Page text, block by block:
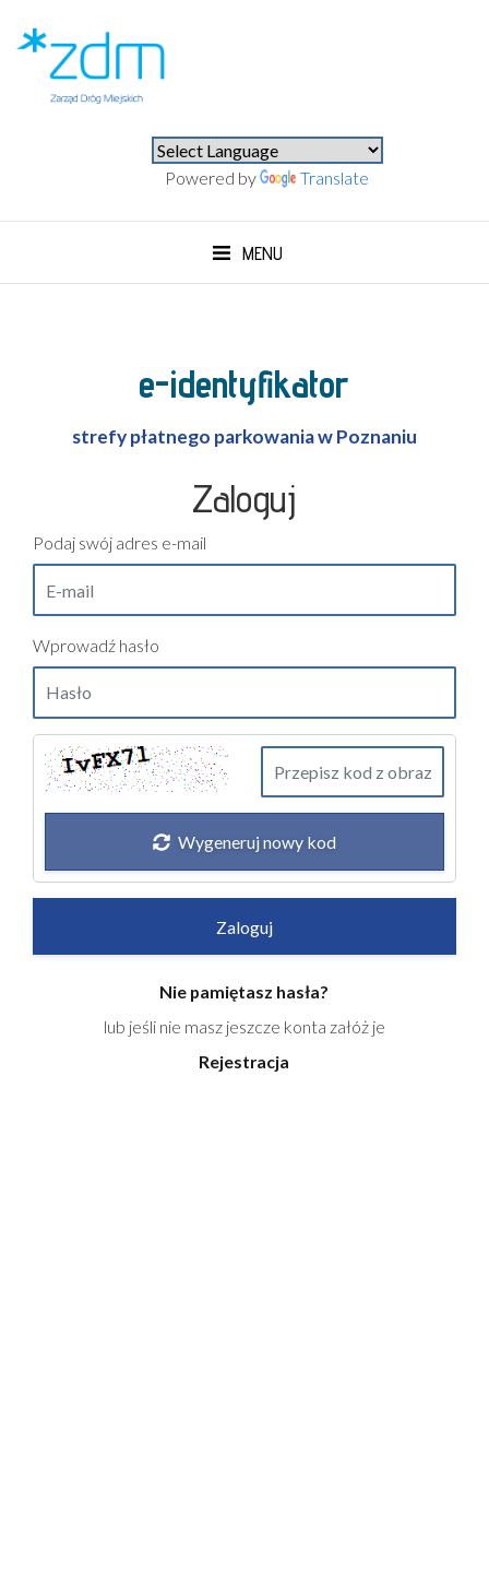
Powered by Translate
MENU
e-identyfikator
strefy płatnego parkowania w Poznaniu
Zaloguj
Podaj swój adres e-mail
Wprowadź hasło
Wygeneruj nowy kod
Zaloguj
Nie pamiętasz hasła?
lub jeśli nie masz jeszcze konta załóż je
Rejestracja